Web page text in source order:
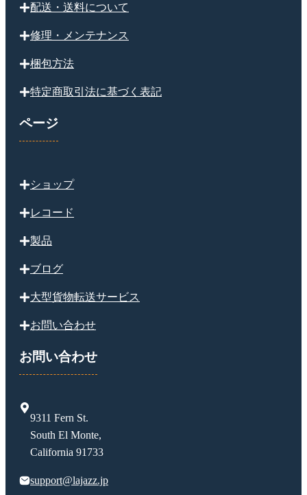
配送・送料について
修理・メンテナンス
梱包方法
特定商取引法に基づく表記
ページ
ショップ
レコード
製品
ブログ
大型貨物転送サービス
お問い合わせ
お問い合わせ
9311 Fern St.
South El Monte,
California 91733
support@lajazz.jp